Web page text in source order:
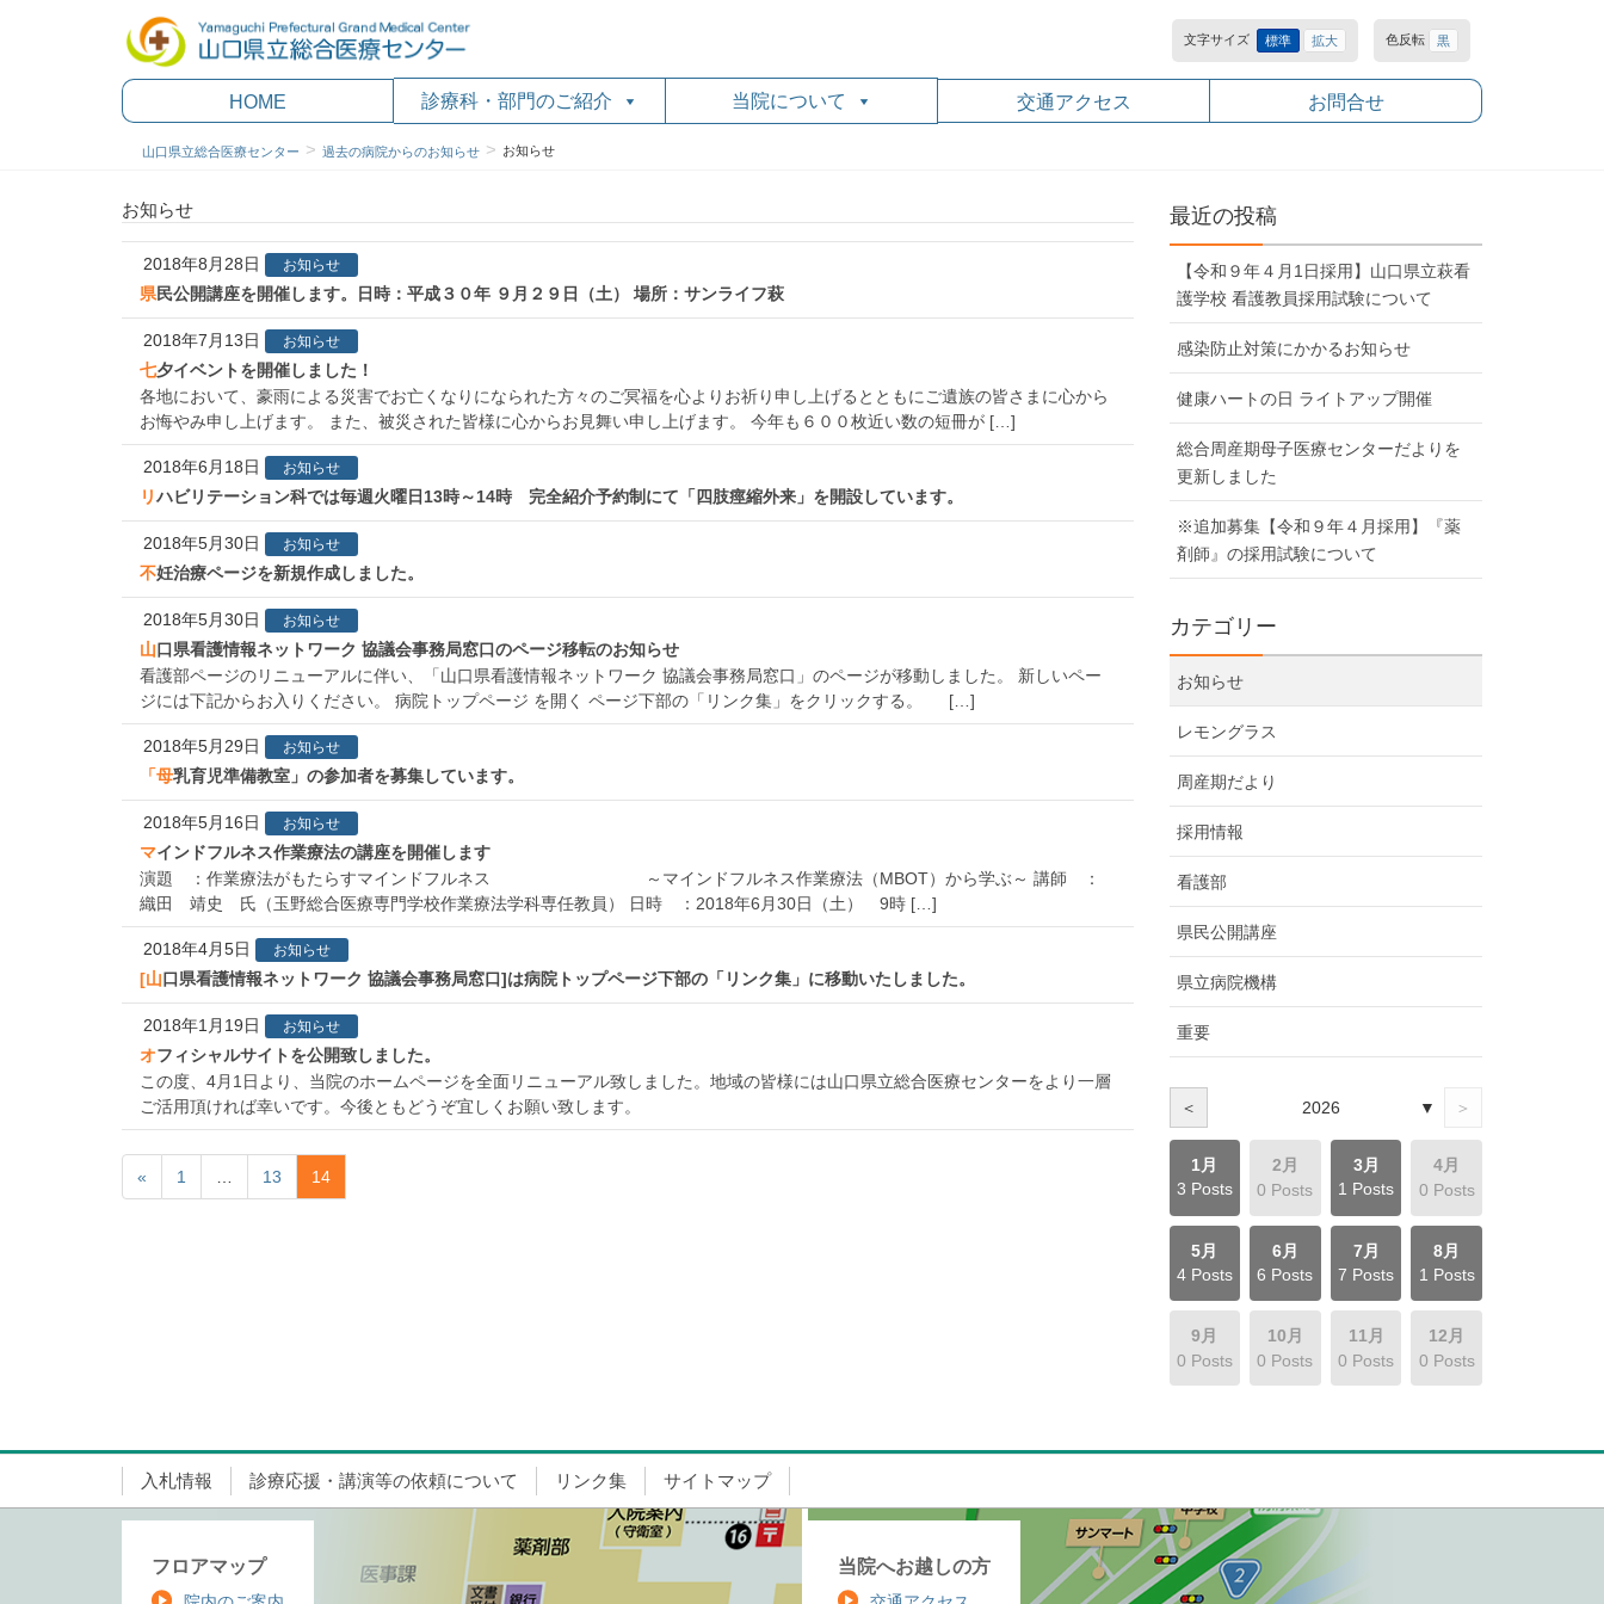
文字サイズ 標準 拡大 色反転 黒
HOME 診療科・部門のご紹介 当院について 交通アクセス お問合せ
山口県立総合医療センター 過去の病院からのお知らせ お知らせ
お知らせ
2018年8月28日 お知らせ
県民公開講座を開催します。日時：平成３０年 ９月２９日（土） 場所：サンライフ萩
2018年7月13日 お知らせ
七夕イベントを開催しました！
各地において、豪雨による災害でお亡くなりになられた方々のご冥福を心よりお祈り申し上げるとともにご遺族の皆さまに心から
お悔やみ申し上げます。 また、被災された皆様に心からお見舞い申し上げます。 今年も６００枚近い数の短冊が […]
2018年6月18日 お知らせ
リハビリテーション科では毎週火曜日13時～14時 完全紹介予約制にて「四肢痙縮外来」を開設しています。
2018年5月30日 お知らせ
不妊治療ページを新規作成しました。
2018年5月30日 お知らせ
山口県看護情報ネットワーク 協議会事務局窓口のページ移転のお知らせ
看護部ページのリニューアルに伴い、「山口県看護情報ネットワーク 協議会事務局窓口」のページが移動しました。 新しいペー
ジには下記からお入りください。 病院トップページ を開く ページ下部の「リンク集」をクリックする。 […]
2018年5月29日 お知らせ
「母乳育児準備教室」の参加者を募集しています。
2018年5月16日 お知らせ
マインドフルネス作業療法の講座を開催します
演題 ：作業療法がもたらすマインドフルネス ～マインドフルネス作業療法（MBOT）から学ぶ～ 講師 ：
織田 靖史 氏（玉野総合医療専門学校作業療法学科専任教員） 日時 ：2018年6月30日（土） 9時 […]
2018年4月5日 お知らせ
[山口県看護情報ネットワーク 協議会事務局窓口]は病院トップページ下部の「リンク集」に移動いたしました。
2018年1月19日 お知らせ
オフィシャルサイトを公開致しました。
この度、4月1日より、当院のホームページを全面リニューアル致しました。地域の皆様には山口県立総合医療センターをより一層
ご活用頂ければ幸いです。今後ともどうぞ宜しくお願い致します。
« 1 13 14
最近の投稿
【令和９年４月1日採用】山口県立萩看
護学校 看護教員採用試験について
感染防止対策にかかるお知らせ
健康ハートの日 ライトアップ開催
総合周産期母子医療センターだよりを
更新しました
※追加募集【令和９年４月採用】『薬
剤師』の採用試験について
カテゴリー
お知らせ
レモングラス
周産期だより
採用情報
看護部
県民公開講座
県立病院機構
重要
＜ 2026 ▼ ＞
1月
3 Posts
2月
0 Posts
3月
1 Posts
4月
0 Posts
5月
4 Posts
6月
6 Posts
7月
7 Posts
8月
1 Posts
9月
0 Posts
10月
0 Posts
11月
0 Posts
12月
0 Posts
入札情報 診療応援・講演等の依頼について リンク集 サイトマップ
フロアマップ 当院へお越しの方